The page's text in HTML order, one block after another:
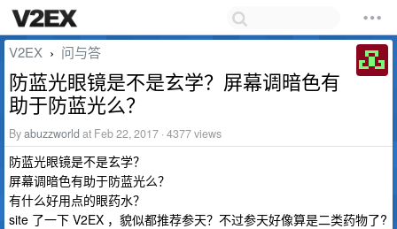
V2EX › 问与答
防蓝光眼镜是不是玄学？屏幕调暗色有
助于防蓝光么？
Byabuzzworld at Feb 22, 2017 · 4377 views
防蓝光眼镜是不是玄学？
屏幕调暗色有助于防蓝光么？
有什么好用点的眼药水？
site 了一下 V2EX ，貌似都推荐参天？不过参天好像算是二类药物了?